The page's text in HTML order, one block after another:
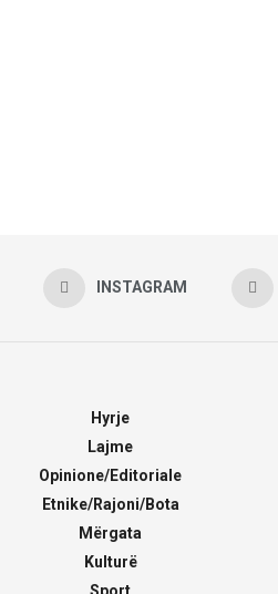
INSTAGRAM
Hyrje
Lajme
Opinione/Editoriale
Etnike/Rajoni/Bota
Mërgata
Kulturë
Sport